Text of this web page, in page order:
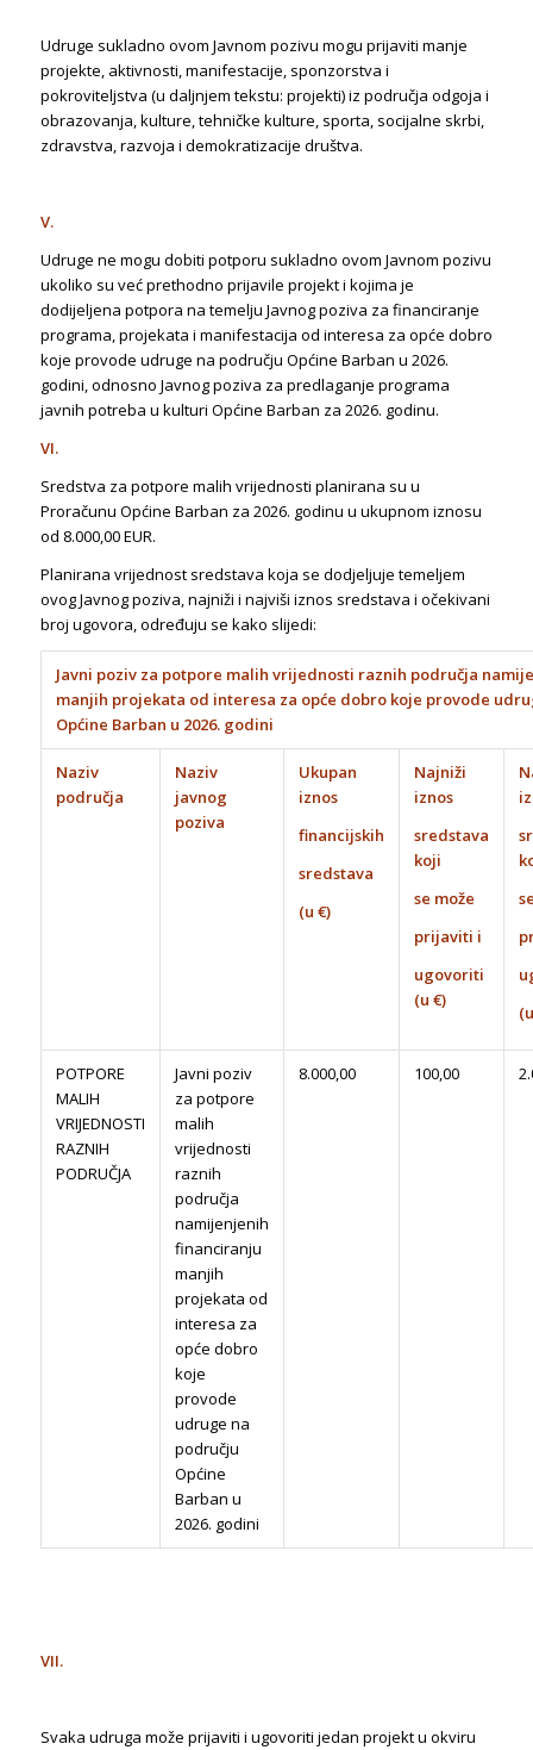
Udruge sukladno ovom Javnom pozivu mogu prijaviti manje
projekte, aktivnosti, manifestacije, sponzorstva i
pokroviteljstva (u daljnjem tekstu: projekti) iz područja odgoja i
obrazovanja, kulture, tehničke kulture, sporta, socijalne skrbi,
zdravstva, razvoja i demokratizacije društva.
V.
Udruge ne mogu dobiti potporu sukladno ovom Javnom pozivu
ukoliko su već prethodno prijavile projekt i kojima je
dodijeljena potpora na temelju Javnog poziva za financiranje
programa, projekata i manifestacija od interesa za opće dobro
koje provode udruge na području Općine Barban u 2026.
godini, odnosno Javnog poziva za predlaganje programa
javnih potreba u kulturi Općine Barban za 2026. godinu.
VI.
Sredstva za potpore malih vrijednosti planirana su u
Proračunu Općine Barban za 2026. godinu u ukupnom iznosu
od 8.000,00 EUR.
Planirana vrijednost sredstava koja se dodjeljuje temeljem
ovog Javnog poziva, najniži i najviši iznos sredstava i očekivani
broj ugovora, određuju se kako slijedi:
Javni poziv za potpore malih vrijednosti raznih područja
manjih projekata od interesa za opće dobro koje provode
Općine Barban u 2026. godini
Naziv
područja
Naziv
javnog
poziva
Ukupan
iznos
financijskih
sredstava
(u €)
Najniži
iznos
sredstava
koji
se može
prijaviti i
ugovoriti
(u €)
POTPORE
MALIH
VRIJEDNOSTI
RAZNIH
PODRUČJA
Javni poziv
za potpore
malih
vrijednosti
raznih
područja
namijenjenih
financiranju
manjih
projekata od
interesa za
opće dobro
koje
provode
udruge na
području
Općine
Barban u
2026. godini
8.000,00 100,00
VII.
Svaka udruga može prijaviti i ugovoriti jedan projekt u okviru